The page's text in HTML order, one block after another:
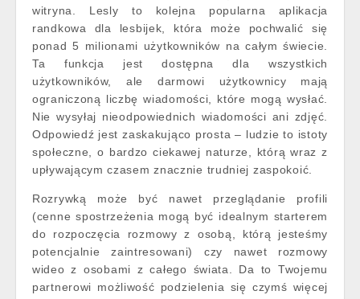
witryna. Lesly to kolejna popularna aplikacja
randkowa dla lesbijek, która może pochwalić się
ponad 5 milionami użytkowników na całym świecie.
Ta funkcja jest dostępna dla wszystkich
użytkowników, ale darmowi użytkownicy mają
ograniczoną liczbę wiadomości, które mogą wysłać.
Nie wysyłaj nieodpowiednich wiadomości ani zdjęć.
Odpowiedź jest zaskakująco prosta – ludzie to istoty
społeczne, o bardzo ciekawej naturze, którą wraz z
upływającym czasem znacznie trudniej zaspokoić.
Rozrywką może być nawet przeglądanie profili
(cenne spostrzeżenia mogą być idealnym starterem
do rozpoczęcia rozmowy z osobą, którą jesteśmy
potencjalnie zaintresowani) czy nawet rozmowy
wideo z osobami z całego świata. Da to Twojemu
partnerowi możliwość podzielenia się czymś więcej